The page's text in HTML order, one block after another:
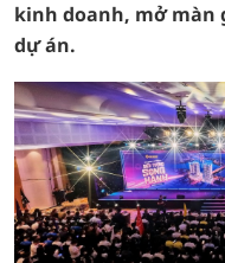
kinh doanh, mở màn
dự án.